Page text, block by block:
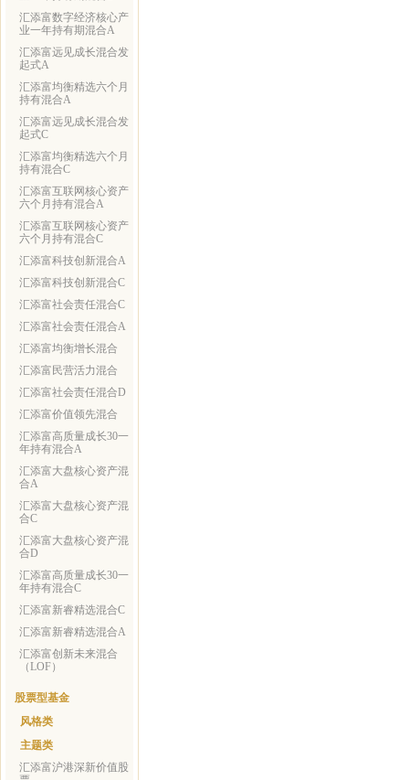
汇添富数字经济核心产
业一年持有期混合A
汇添富远见成长混合发
起式A
汇添富均衡精选六个月
持有混合A
汇添富远见成长混合发
起式C
汇添富均衡精选六个月
持有混合C
汇添富互联网核心资产
六个月持有混合A
汇添富互联网核心资产
六个月持有混合C
汇添富科技创新混合A
汇添富科技创新混合C
汇添富社会责任混合C
汇添富社会责任混合A
汇添富均衡增长混合
汇添富民营活力混合
汇添富社会责任混合D
汇添富价值领先混合
汇添富高质量成长30一
年持有混合A
汇添富大盘核心资产混
合A
汇添富大盘核心资产混
合C
汇添富大盘核心资产混
合D
汇添富高质量成长30一
年持有混合C
汇添富新睿精选混合C
汇添富新睿精选混合A
汇添富创新未来混合
（LOF）
股票型基金
风格类
主题类
汇添富沪港深新价值股